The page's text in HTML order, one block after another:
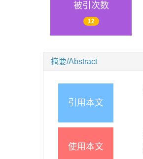
被引次数
12
摘要/Abstract
引用本文
使用本文